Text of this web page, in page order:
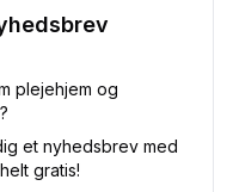
plejehjem og
et nyhedsbrev med
gratis!